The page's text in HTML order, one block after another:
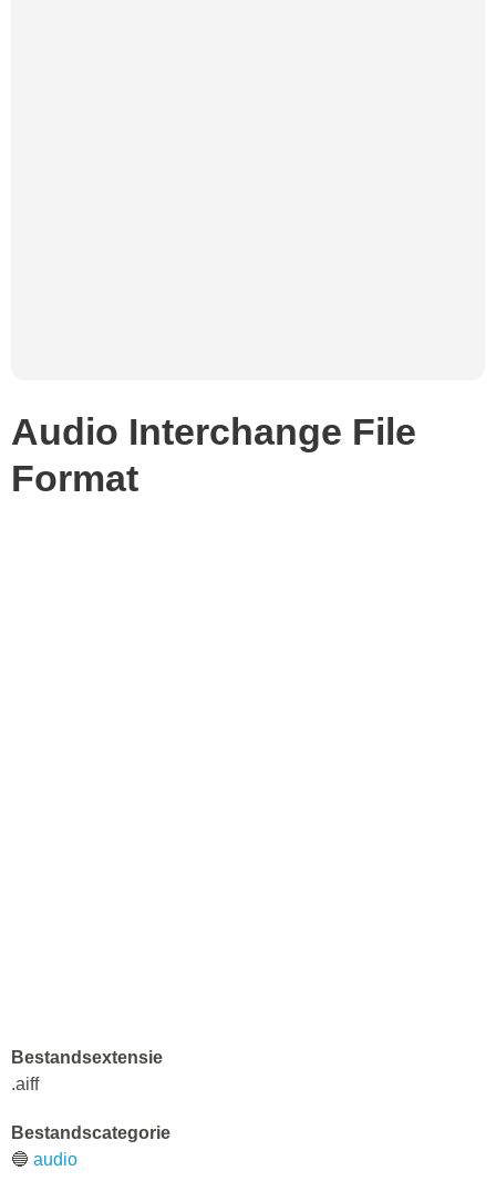
Audio Interchange File
Format
Bestandsextensie
.aiff
Bestandscategorie
🔵 audio